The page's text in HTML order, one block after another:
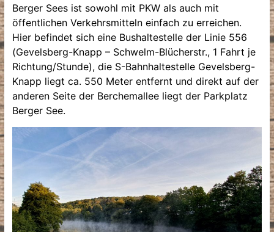
Berger Sees ist sowohl mit PKW als auch mit
öffentlichen Verkehrsmitteln einfach zu erreichen.
Hier befindet sich eine Bushaltestelle der Linie 556
(Gevelsberg-Knapp – Schwelm-Blücherstr., 1 Fahrt je
Richtung/Stunde), die S-Bahnhaltestelle Gevelsberg-
Knapp liegt ca. 550 Meter entfernt und direkt auf der
anderen Seite der Berchemallee liegt der Parkplatz
Berger See.